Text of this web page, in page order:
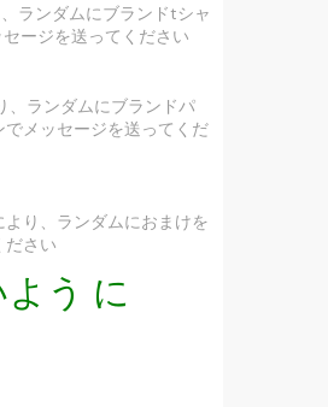
ランダムにブランドtシャ
ージを送ってください
、ランダムにブランドパ
メッセージを送ってくだ
り、ランダムにおまけを
さい
う に